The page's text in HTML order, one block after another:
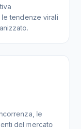
tendenze virali
le
del mercato